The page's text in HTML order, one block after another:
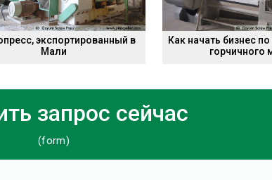
экспортированный в
Мали
Как начать бизнес
горчичного
запрос сейчас
(form)